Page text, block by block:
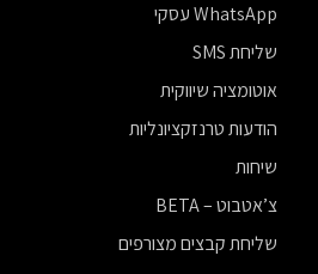
WhatsApp עסקי
שליחת SMS
אוטומציה שיווקית
הודעות טרנזקציונליות
שיחות
צ’אטבוט – BETA
שליחת קבצים מצורפים